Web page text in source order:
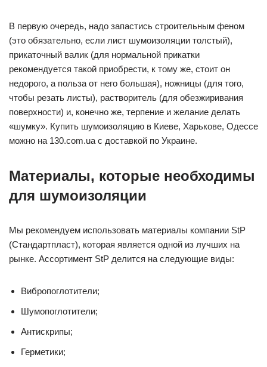
В первую очередь, надо запастись строительным феном
(это обязательно, если лист шумоизоляции толстый),
прикаточный валик (для нормальной прикатки
рекомендуется такой приобрести, к тому же, стоит он
недорого, а польза от него большая), ножницы (для того,
чтобы резать листы), растворитель (для обезжиривания
поверхности) и, конечно же, терпение и желание делать
«шумку». Купить шумоизоляцию в Киеве, Харькове, Одессе
можно на 130.com.ua с доставкой по Украине.
Материалы, которые необходимы
для шумоизоляции
Мы рекомендуем использовать материалы компании StP
(Стандартпласт), которая является одной из лучших на
рынке. Ассортимент StP делится на следующие виды:
Вибропоглотители;
Шумопоглотители;
Антискрипы;
Герметики;